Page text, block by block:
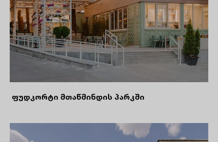
ფუდკორტი მთაწმინდის პარკში